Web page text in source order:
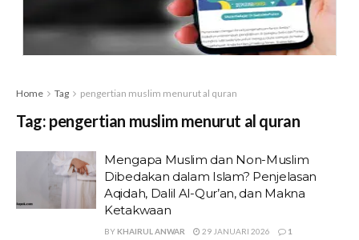
Home Tag pengertian muslim menurut al quran
Tag: pengertian muslim menurut al quran
Mengapa Muslim dan Non-Muslim
Dibedakan dalam Islam? Penjelasan
Aqidah, Dalil Al-Qur’an, dan Makna
Ketakwaan
BY KHAIRUL ANWAR 29 JANUARI 2026 1